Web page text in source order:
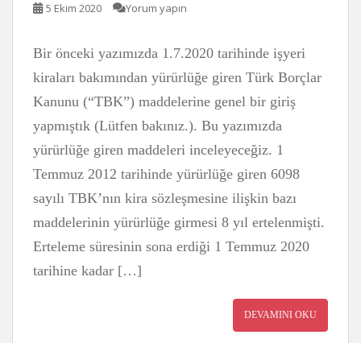
5 Ekim 2020 Yorum yapın
Bir önceki yazımızda 1.7.2020 tarihinde işyeri
kiraları bakımından yürürlüğe giren Türk Borçlar
Kanunu (“TBK”) maddelerine genel bir giriş
yapmıştık (Lütfen bakınız.). Bu yazımızda
yürürlüğe giren maddeleri inceleyeceğiz. 1
Temmuz 2012 tarihinde yürürlüğe giren 6098
sayılı TBK’nın kira sözleşmesine ilişkin bazı
maddelerinin yürürlüğe girmesi 8 yıl ertelenmişti.
Erteleme süresinin sona erdiği 1 Temmuz 2020
tarihine kadar […]
DEVAMINI OKU